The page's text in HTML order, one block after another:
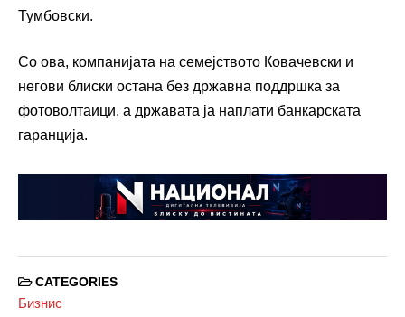
Тумбовски.
Со ова, компанијата на семејството Ковачевски и
негови блиски остана без државна поддршка за
фотоволтаици, а државата ја наплати банкарската
гаранција.
CATEGORIES
Бизнис